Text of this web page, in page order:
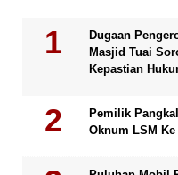
Dugaan
Masjid Tuai
Kepastian
Pemilik
Oknum LSM